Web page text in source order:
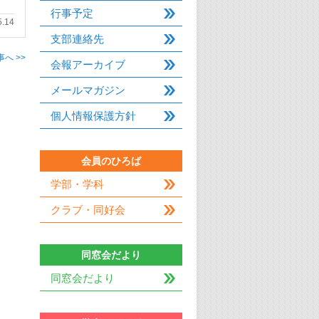
へ >>
行事予定
支部連絡先
会報アーカイブ
メールマガジン
個人情報保護方針
会員のひろば
学部・学科
クラブ・同好会
同窓会だより
同窓会だより